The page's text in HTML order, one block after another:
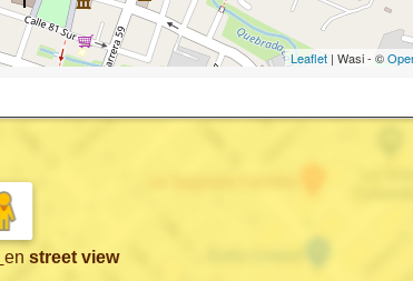
Leaflet | Wasi - ©
en street view